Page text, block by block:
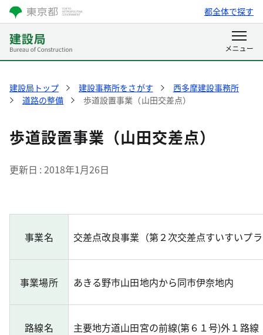
都全体で探す
建設局トップ 建設事務所をさがす
西多摩建設事務所
道路の整備
歩道設置事業（山田交差点）
歩道設置事業（山田交差点）
更新日 2018年1月26日
事業名 交差点改良事業（第２次交差点すいすいプ
事業場所 あきる野市山田地内から同市伊奈地内
路線名 主要地方道山田宮の前線(第６１号)外１路線